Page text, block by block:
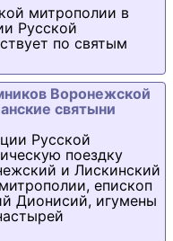
митрополии в
Русской
по святым
Воронежской
святыни
Русской
поездку
и Лискинский
епископ
Дионисий, игумены